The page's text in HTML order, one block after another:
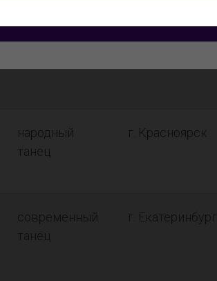
народный
танец
г. Красноярск
современный
танец
г. Екатеринбург